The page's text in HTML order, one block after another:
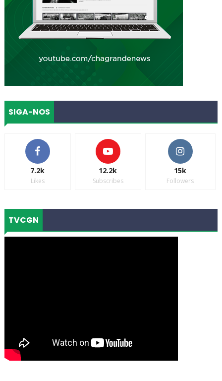
SIGA-NOS
7.2k
Likes
12.2k
Subscribes
15k
Followers
TVCGN